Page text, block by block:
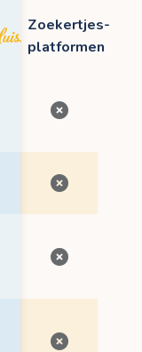
Zoekertjes-
platformen